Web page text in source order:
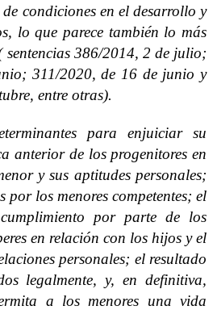
condiciones en el desarrollo y
lo que parece también lo más
sentencias 386/2014, 2 de julio;
311/2020, de 16 de junio y
entre otras).
para enjuiciar su
anterior de los progenitores en
y sus aptitudes personales;
por los menores competentes; el
por parte de los
en relación con los hijos y el
personales; el resultado
legalmente, y, en definitiva,
a los menores una vida